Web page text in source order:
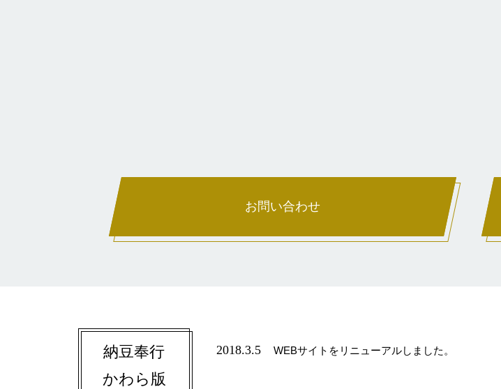
お問い合わせ
納豆奉行
かわら版
2018.3.5 WEBサイトをリニューアルしました。